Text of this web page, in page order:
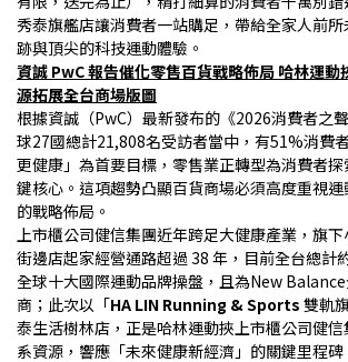
秀泰旗艦店讓消費者一站購足，帶給全家人前所
跡與頂尖的科技運動體驗。
資誠 PwC 報告催化零售百貨戰略佈局 哈林運動
源拓展全台商場版圖
根據資誠（PwC）最新發布的《2026消費者之
球27國總計21,808名受訪者當中，有51%消費
更健康」為首要目標，零售業正轉型為消費者
鍵核心。這項趨勢凸顯百貨商場必須高度重視
的戰略佈局。
上市櫃公司健信集團近年跨足大健康產業，旗
街邊店起家經營通路超過 38 年，目前全台總計
全球十大國際運動品牌操盤，且為New
商；此次以「HA LIN Running & Sports 雙軌
泰生活樹林店，正是哈林運動挾上市櫃公司健
系資源，響應「未來健康新經濟」的關鍵里程碑